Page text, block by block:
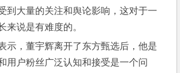
到大量的关注和舆论影响，这对于一
来说是有难度的。
示，董宇辉离开了东方甄选后，他是
用户粉丝广泛认知和接受是一个问